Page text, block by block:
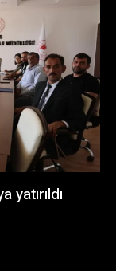
yatırıldı